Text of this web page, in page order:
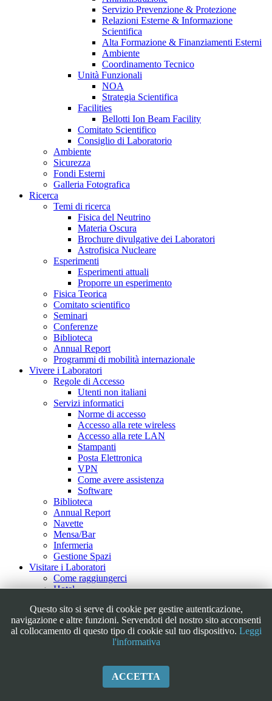
Servizio Prevenzione & Protezione
Relazioni Esterne & Informazione
Scientifica
Alta Formazione & Finanziamenti Esterni
Ambiente
Coordinamento Tecnico
Unità Funzionali
NOA
Strategia Scientifica
Facilities
Bellotti Ion Beam Facility
Comitato Scientifico
Consiglio di Laboratorio
Ambiente
Sicurezza
Fondi Esterni
Galleria Fotografica
Ricerca
Temi di ricerca
Fisica del Neutrino
Materia Oscura
Brochure divulgative dei Laboratori
Astrofisica Nucleare
Esperimenti
Esperimenti attuali
Proporre un esperimento
Fisica Teorica
Comitato scientifico
Seminari
Conferenze
Biblioteca
Annual Report
Programmi di mobilità internazionale
Vivere i Laboratori
Regole di Accesso
Utenti non italiani
Servizi informatici
Norme di accesso
Accesso alla rete wireless
Accesso alla rete LAN
Stampanti
Posta Elettronica
VPN
Come avere assistenza
Software
Biblioteca
Annual Report
Navette
Mensa/Bar
Infermeria
Gestione Spazi
Visitare i Laboratori
Come raggiungerci
Hotel
Tour Virtuale
Outreach
Educational
Iniziative/Eventi
Galleria Fotografica
Questo sito si serve di cookie per gestire autenticazione,
navigazione e altre funzioni. Servendoti del nostro sito acconsenti
al collocamento di questo tipo di cookie sul tuo dispositivo. Leggi
l'informativa
ACCETTA